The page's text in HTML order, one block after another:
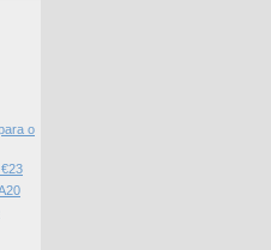
o